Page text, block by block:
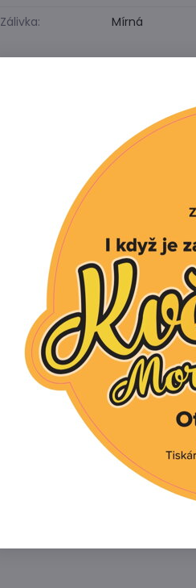
Zálivka:
Mírná
Předchozí produkt